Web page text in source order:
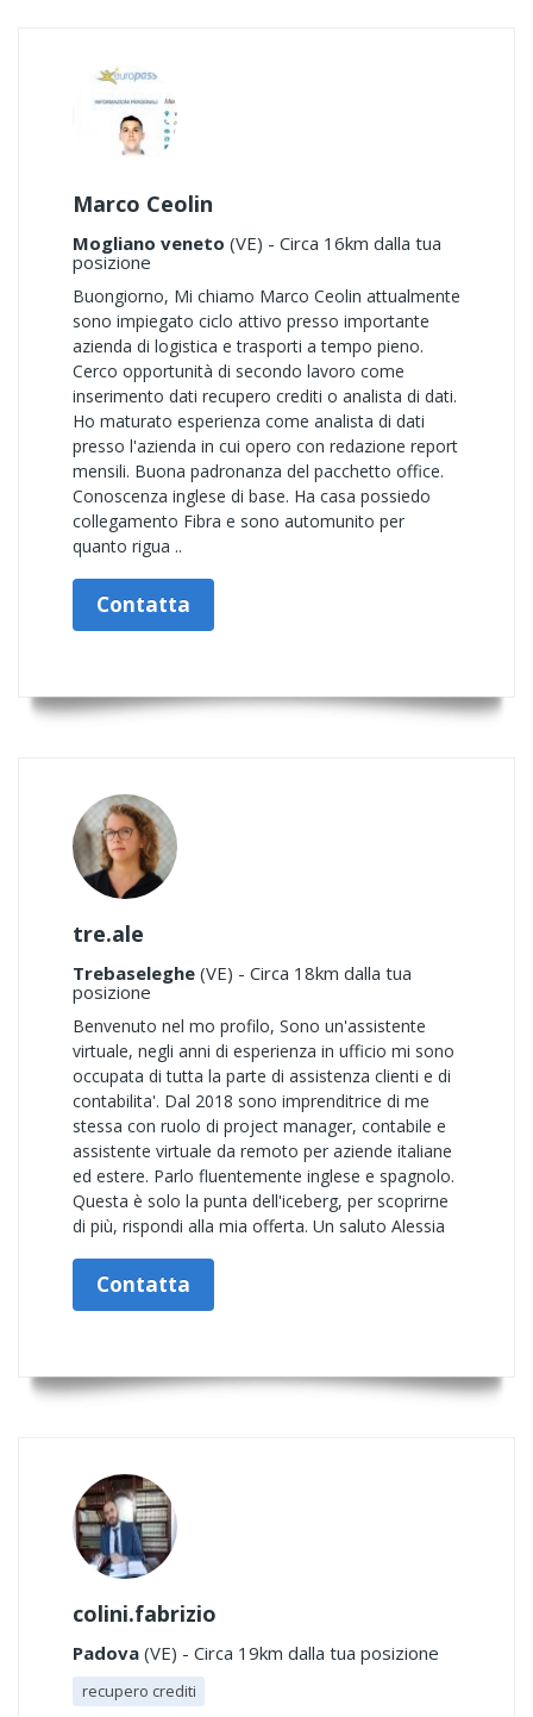
Marco Ceolin
Mogliano veneto (VE) - Circa 16km dalla tua
posizione
Buongiorno, Mi chiamo Marco Ceolin attualmente
sono impiegato ciclo attivo presso importante
azienda di logistica e trasporti a tempo pieno.
Cerco opportunità di secondo lavoro come
inserimento dati recupero crediti o analista di dati.
Ho maturato esperienza come analista di dati
presso l'azienda in cui opero con redazione report
mensili. Buona padronanza del pacchetto office.
Conoscenza inglese di base. Ha casa possiedo
collegamento Fibra e sono automunito per
quanto rigua ..
Contatta
tre.ale
Trebaseleghe (VE) - Circa 18km dalla tua
posizione
Benvenuto nel mo profilo, Sono un'assistente
virtuale, negli anni di esperienza in ufficio mi sono
occupata di tutta la parte di assistenza clienti e di
contabilita'. Dal 2018 sono imprenditrice di me
stessa con ruolo di project manager, contabile e
assistente virtuale da remoto per aziende italiane
ed estere. Parlo fluentemente inglese e spagnolo.
Questa è solo la punta dell'iceberg, per scoprirne
di più, rispondi alla mia offerta. Un saluto Alessia
Contatta
colini.fabrizio
Padova (VE) - Circa 19km dalla tua posizione
recupero crediti